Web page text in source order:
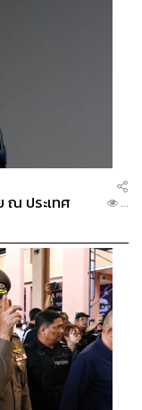
ณ ประเทศ
...